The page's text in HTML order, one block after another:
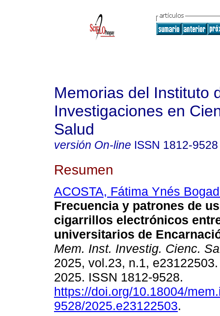
Memorias del Instituto
Investigaciones en
Salud
versión On-line ISSN 1812-9528
Resumen
ACOSTA, Fátima Ynés
Frecuencia y patrones de
cigarrillos electrónicos
universitarios de
Mem. Inst. Investig. Cienc.
2025, vol.23, n.1,
2025. ISSN 1812-9528.
https://doi.org/10.18004/
9528/2025.e23122503.